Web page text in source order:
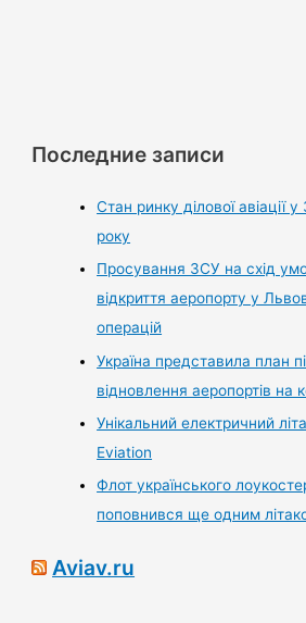
Последние записи
Стан ринку ділової авіації
року
Просування ЗСУ на схід
відкриття аеропорту у
операцій
Україна представила план
відновлення аеропортів на
Унікальний електричний
Eviation
Флот українського
поповнився ще одним
Aviav.ru